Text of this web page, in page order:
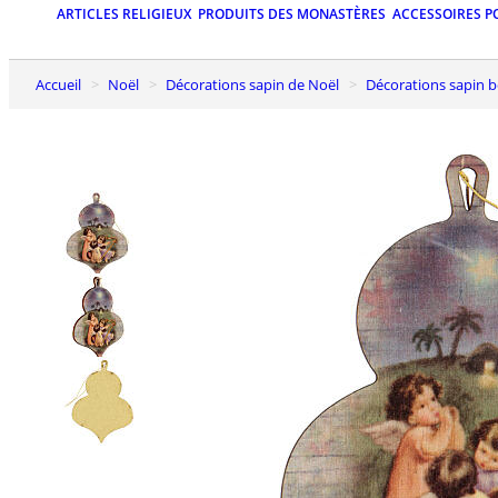
ARTICLES RELIGIEUX PRODUITS DES MONASTÈRES ACCESSOIRES
Accueil Noël Décorations sapin de Noël Décorations sapin